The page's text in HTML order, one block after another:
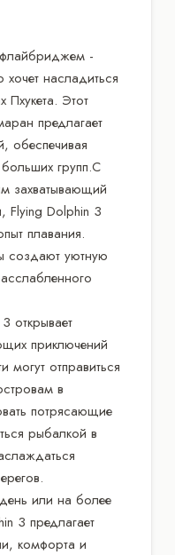
-
насладиться
Этот
предлагает
обеспечивая
групп.С
захватывающий
Dolphin 3
плавания.
создают уютную
открывает
приключений
могут отправиться
в
потрясающие
рыбалкой в
или на более
3 предлагает
комфорта и